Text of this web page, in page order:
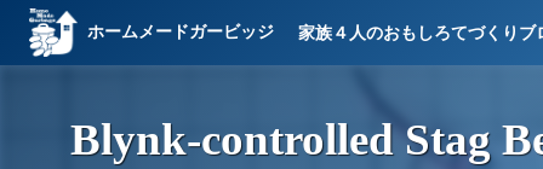
ホームメードガービッジ 家族４人のおもしろてづくりブ
Blynk-controlled Stag